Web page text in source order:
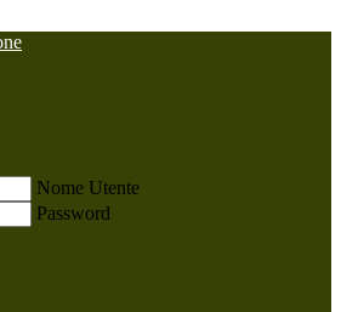
Nome Utente
Password